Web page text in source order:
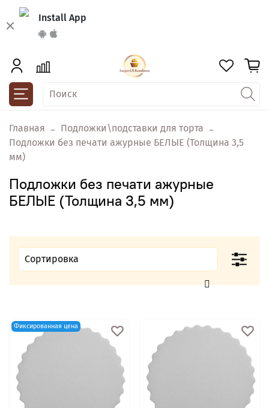
Install App
Главная
Подложки\подставки для торта
Подложки без печати ажурные БЕЛЫЕ (Толщина 3,5
мм)
Подложки без печати ажурные
БЕЛЫЕ (Толщина 3,5 мм)
Фиксированная цена